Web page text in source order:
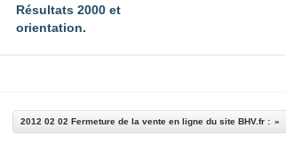
Résultats 2000 et
orientation.
2012 02 02 Fermeture de la vente en ligne du site BHV.fr :